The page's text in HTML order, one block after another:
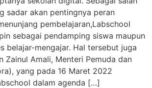
sadar akan pentingnya peran
pembelajaran,Labschool
sebagai pendamping siswa maupun
belajar-mengajar. Hal tersebut juga
Zainul Amali, Menteri Pemuda dan
yang pada 16 Maret 2022
dalam agenda […]